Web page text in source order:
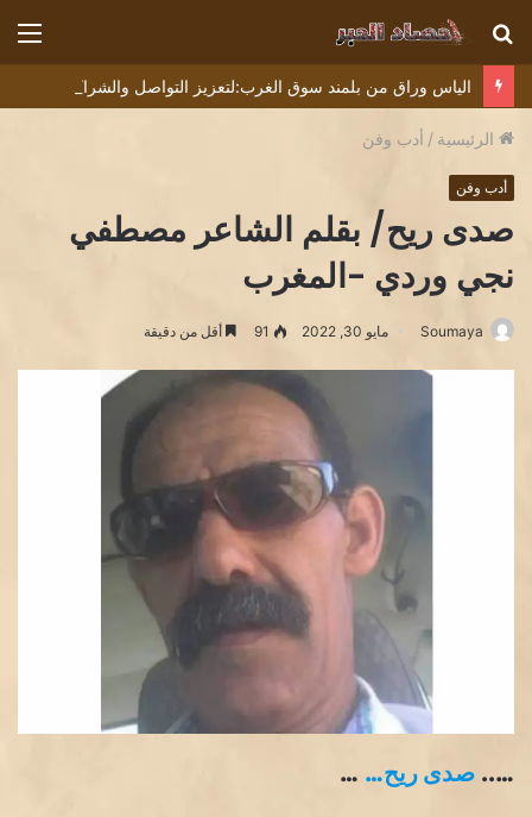
بحث
عن
الرئيسية / أدب وفن
أدب وفن
صدى ريح/ بقلم الشاعر مصطفي
نجي وردي -المغرب
Soumaya مايو 30, 2022 91 أقل من دقيقة
….. صدى ريح… …